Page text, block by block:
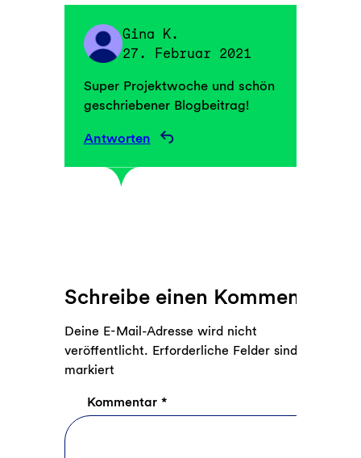
Gina K.
27. Februar 2021
Super Projektwoche und schön
geschriebener Blogbeitrag!
Antworten
Schreibe einen Kommentar
Deine E-Mail-Adresse wird nicht
veröffentlicht. Erforderliche Felder sind mit
markiert
Kommentar *